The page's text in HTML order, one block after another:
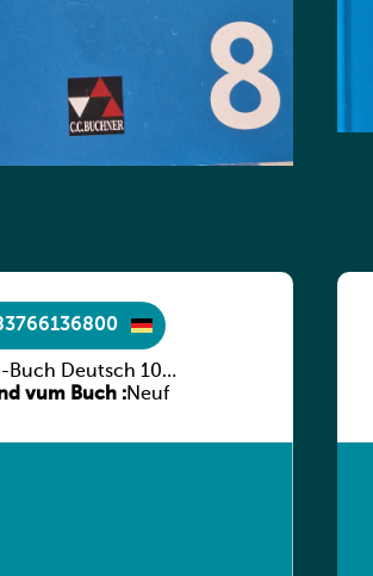
Buch Deutsch 10
vum Buch :Neuf